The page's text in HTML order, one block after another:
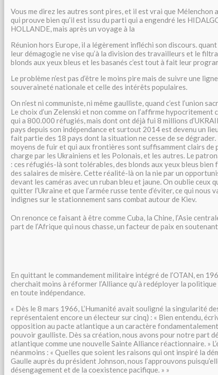
Vous me direz les autres sont pires, et il est vrai que Mélenchon
qui prouve bien qu’il est issu du parti qui a engendré les
HOLLANDE, mais après un voyage à la
Réunion hors Europe, il a légèrement infléchi son discours.
leur démagogie ne vise qu’à la division des travailleurs et le
blonds aux yeux bleus et les basanés c’est tout à fait leur
Le problème n’est pas d’être le moins pire mais de suivre une
souveraineté nationale et celle des intérêts populaires.
On n’est ni communiste, ni même gaulliste, quand c’est l’union
Le choix d’un Zelenski et non comme on l’affirme hypocritement
qui a 800.000 réfugiés, mais dont ont déjà fui 8 millions
pays depuis son indépendance et surtout 2014 est devenu un
fait partie des 18 pays dont la situation ne cesse de se
moyens de fuir et qui aux frontières sont suffisamment clairs de
charge par les Ukrainiens et les Polonais, et les autres. Le
: ces réfugiés-là sont tolérables, des blonds aux yeux bleus bien
des salaires de misère. Cette réalité-là on la nie par un
devant les caméras avec un ruban bleu et jaune. On oublie ceux
quitter l’Ukraine et que l’armée russe tente d’éviter, ce qui nous
indignes sur le stationnement sans combat autour de Kiev.
On renonce ce faisant à être comme Cuba, la Chine, l’Asie
part de l’Afrique qui nous chasse, un facteur de paix en
En quittant le commandement militaire intégré de l’OTAN, en
cherchait moins à réformer l’Alliance qu’à redéployer la
en toute indépendance.
« Dès le 8 mars 1966, L’Humanité avait souligné la singularité
représentaient encore un électeur sur cinq) : « Bien entendu,
opposition au pacte atlantique a un caractère
pouvoir gaulliste. Dès sa création, nous avons pour notre part
atlantique comme une nouvelle Sainte Alliance réactionnaire. »
néanmoins : « Quelles que soient les raisons qui ont inspiré la
Gaulle auprès du président Johnson, nous l’approuvons
désengagement et de la coexistence pacifique. » »